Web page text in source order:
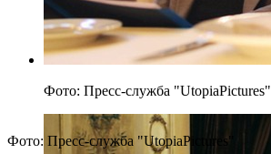
Фото: Пресс-служба "UtopiaPictures"
Фото: Пресс-служба "UtopiaPictures"